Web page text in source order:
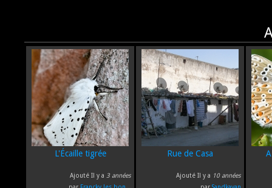
L'Écaille tigrée
Ajouté Il y a 3 années
Rue de Casa
Ajouté Il y a 10 années